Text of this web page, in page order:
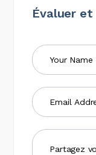
Évaluer et